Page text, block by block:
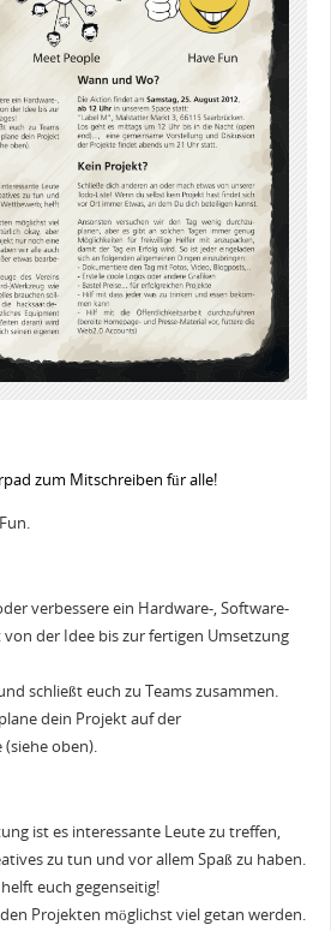
zum Mitschreiben für alle!
verbessere ein Hardware-, Software-
der Idee bis zur fertigen Umsetzung
schließt euch zu Teams zusammen.
dein Projekt auf der
oben).
ist es interessante Leute zu treffen,
zu tun und vor allem Spaß zu haben.
euch gegenseitig!
Projekten möglichst viel getan werden.